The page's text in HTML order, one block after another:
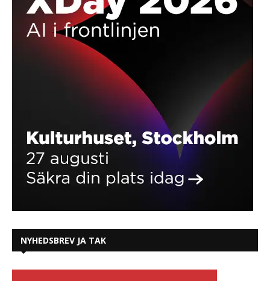
NYHEDSBREV JA TAK